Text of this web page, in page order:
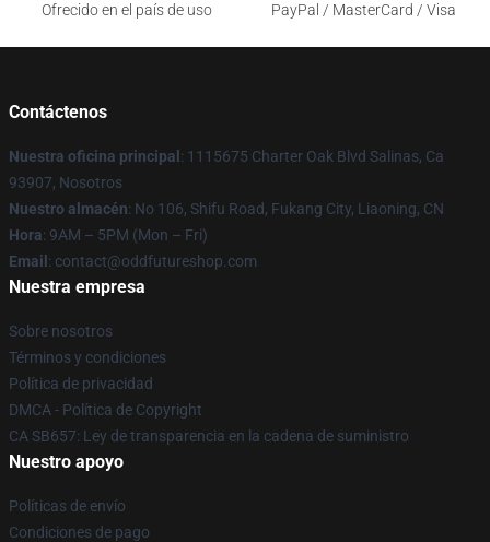
Ofrecido en el país de uso
PayPal / MasterCard / Visa
Contáctenos
Nuestra oficina principal : 1115675 Charter Oak Blvd Salinas, Ca
93907, Nosotros
Nuestro almacén: No 106, Shifu Road, Fukang City, Liaoning, CN
Hora: 9AM – 5PM (Mon – Fri)
Email : contact@oddfutureshop.com
Nuestra empresa
Sobre nosotros
Términos y condiciones
Política de privacidad
DMCA - Política de Copyright
CA SB657: Ley de transparencia en la cadena de suministro
Nuestro apoyo
Políticas de envío
Condiciones de pago